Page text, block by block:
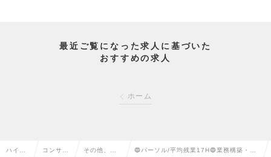
最近ご覧になった求人に基づいた
おすすめの求人
ホーム
ハイク コンサル その他、コ 🔵パーソル/平均残業17H🔵業務構築・改